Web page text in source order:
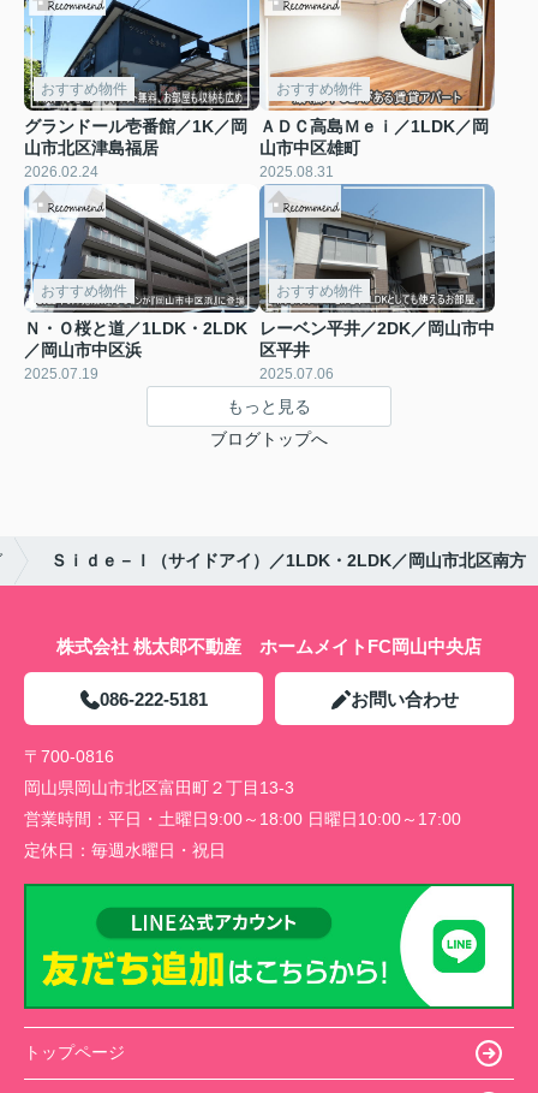
おすすめ物件
グランドール壱番館／1K／岡
山市北区津島福居
2026.02.24
おすすめ物件
ＡＤＣ高島Ｍｅｉ／1LDK／岡
山市中区雄町
2025.08.31
おすすめ物件
Ｎ・Ｏ桜と道／1LDK・2LDK
／岡山市中区浜
2025.07.19
おすすめ物件
レーベン平井／2DK／岡山市中
区平井
2025.07.06
もっと見る
ブログトップへ
Ｓｉｄｅ－Ｉ（サイドアイ）／1LDK・2LDK／岡山市北区南方
株式会社 桃太郎不動産 ホームメイトFC岡山中央店
086-222-5181 お問い合わせ
〒700-0816
岡山県岡山市北区富田町２丁目13-3
営業時間： 平日・土曜日9:00～18:00 日曜日10:00～17:00
定休日： 毎週水曜日・祝日
トップページ